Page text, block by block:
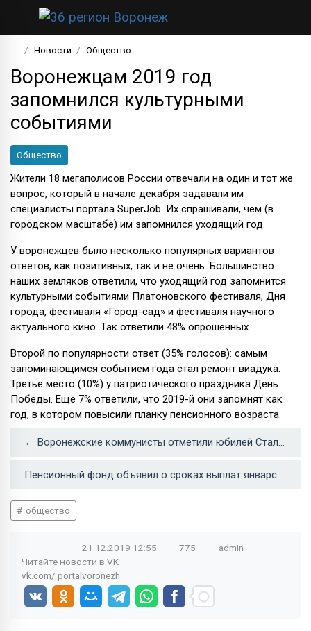
Новости Общество
Воронежцам 2019 год
запомнился культурными
событиями
Общество
Жители 18 мегаполисов России отвечали на один и тот же
вопрос, который в начале декабря задавали им
специалисты портала SuperJob. Их спрашивали, чем (в
городском масштабе) им запомнился уходящий год.
У воронежцев было несколько популярных вариантов
ответов, как позитивных, так и не очень. Большинство
наших земляков ответили, что уходящий год запомнится
культурными событиями Платоновского фестиваля, Дня
города, фестиваля «Город-сад» и фестиваля научного
актуального кино. Так ответили 48% опрошенных.
Второй по популярности ответ (35% голосов): самым
запоминающимся событием года стал ремонт виадука.
Третье место (10%) у патриотического праздника День
Победы. Ещё 7% ответили, что 2019-й они запомнят как
год, в котором повысили планку пенсионного возраста.
← Воронежские коммунисты отметили юбилей Сталина
Пенсионный фонд объявил о сроках выплат январских пенсий →
общество
— 21.12.2019 12:55 775
admin
Читайте новости в VK
vk.com/ portalvoronezh